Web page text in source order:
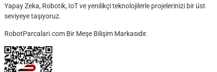
Yapay Zeka, Robotik, IoT ve yenilikçi teknolojilerle projelerinizi bir üst
seviyeye taşıyoruz.
RobotParcalari.com Bir Meşe Bilişim Markasıdır.